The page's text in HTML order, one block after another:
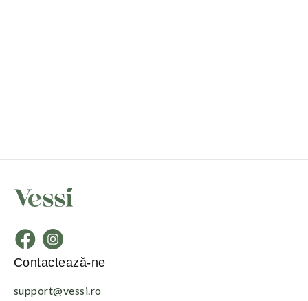
Contactează-ne
support@vessi.ro